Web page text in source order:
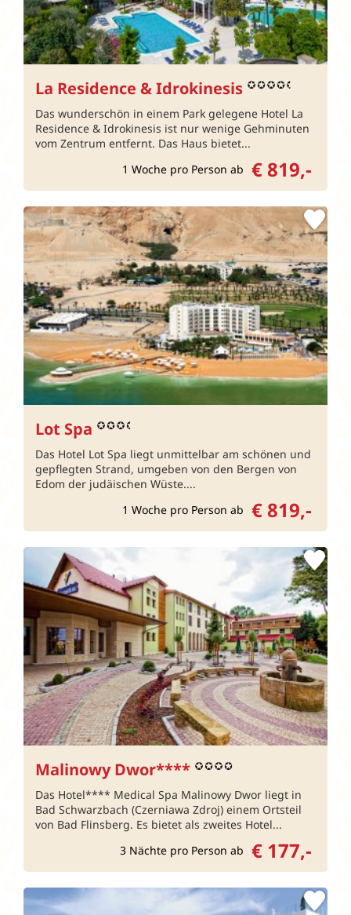
La Residence & Idrokinesis
Das wunderschön in einem Park gelegene Hotel La
Residence & Idrokinesis ist nur wenige Gehminuten
vom Zentrum entfernt. Das Haus bietet...
1 Woche pro Person ab € 819,-
Lot Spa
Das Hotel Lot Spa liegt unmittelbar am schönen und
gepflegten Strand, umgeben von den Bergen von
Edom der judäischen Wüste....
1 Woche pro Person ab € 819,-
Malinowy Dwor****
Das Hotel**** Medical Spa Malinowy Dwor liegt in
Bad Schwarzbach (Czerniawa Zdroj) einem Ortsteil
von Bad Flinsberg. Es bietet als zweites Hotel...
3 Nächte pro Person ab € 177,-